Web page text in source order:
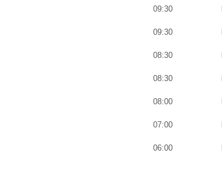
09:30
09:30
08:30
08:30
08:00
07:00
06:00